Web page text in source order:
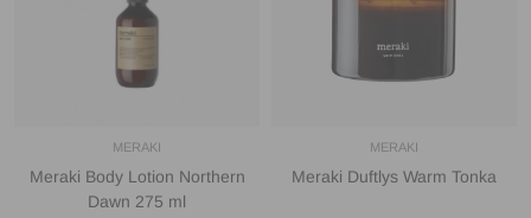
MERAKI
Meraki Body Lotion Northern
Dawn 275 ml
MERAKI
Meraki Duftlys Warm Tonka